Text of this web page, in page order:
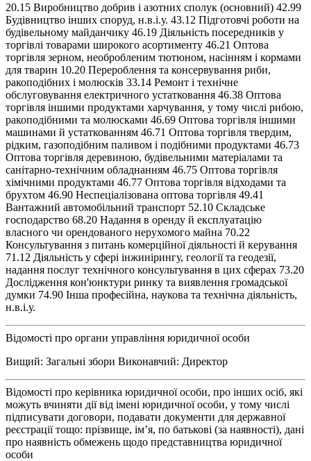
20.15 Виробництво добрив і азотних сполук (основний) 42.99
Будівництво інших споруд, н.в.і.у. 43.12 Підготовчі роботи на
будівельному майданчику 46.19 Діяльність посередників у
торгівлі товарами широкого асортименту 46.21 Оптова
торгівля зерном, необробленим тютюном, насінням і кормами
для тварин 10.20 Перероблення та консервування риби,
ракоподібних і молюсків 33.14 Ремонт і технічне
обслуговування електричного устатковання 46.38 Оптова
торгівля іншими продуктами харчування, у тому числі рибою,
ракоподібними та молюсками 46.69 Оптова торгівля іншими
машинами й устаткованням 46.71 Оптова торгівля твердим,
рідким, газоподібним паливом і подібними продуктами 46.73
Оптова торгівля деревиною, будівельними матеріалами та
санітарно-технічним обладнанням 46.75 Оптова торгівля
хімічними продуктами 46.77 Оптова торгівля відходами та
брухтом 46.90 Неспеціалізована оптова торгівля 49.41
Вантажний автомобільний транспорт 52.10 Складське
господарство 68.20 Надання в оренду й експлуатацію
власного чи орендованого нерухомого майна 70.22
Консультування з питань комерційної діяльності й керування
71.12 Діяльність у сфері інжинірингу, геології та геодезії,
надання послуг технічного консультування в цих сферах 73.20
Дослідження кон'юнктури ринку та виявлення громадської
думки 74.90 Інша професійна, наукова та технічна діяльність,
н.в.і.у.
Відомості про органи управління юридичної особи
Вищий: Загальні збори Виконавчий: Директор
Відомості про керівника юридичної особи, про інших осіб, які
можуть вчиняти дії від імені юридичної особи, у тому числі
підписувати договори, подавати документи для державної
реєстрації тощо: прізвище, ім’я, по батькові (за наявності), дані
про наявність обмежень щодо представництва юридичної
особи